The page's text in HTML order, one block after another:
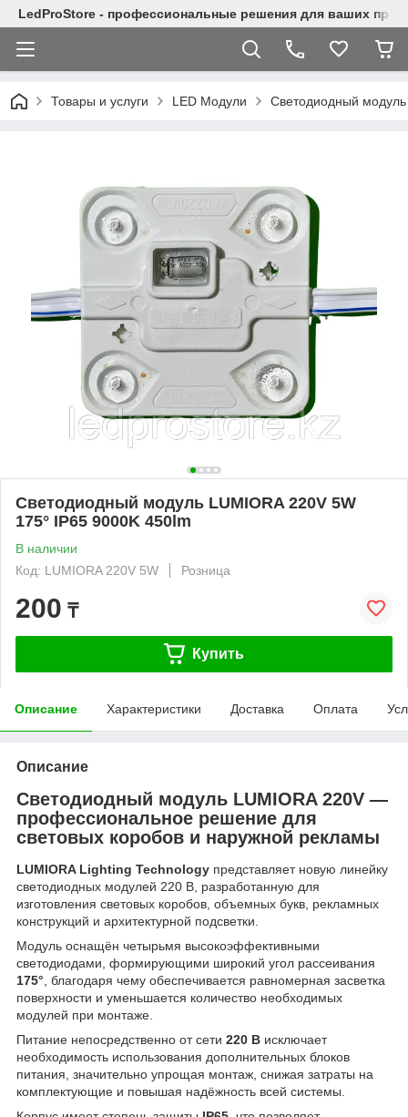
LedProStore - профессиональные решения для ваших
Товары и услуги LED Модули Светодиодный
Светодиодный модуль LUMIORA 220V 5W
175° IP65 9000K 450lm
В наличии
Код: LUMIORA 220V 5W
Розница
200 ₸
Купить
Описание Характеристики Доставка Оплата
Описание
Светодиодный модуль LUMIORA 220V —
профессиональное решение для
световых коробов и наружной рекламы
LUMIORA Lighting Technology представляет новую линейку
светодиодных модулей 220 В, разработанную для
изготовления световых коробов, объемных букв, рекламных
конструкций и архитектурной подсветки.
Модуль оснащён четырьмя высокоэффективными
светодиодами, формирующими широкий угол рассеивания
175°, благодаря чему обеспечивается равномерная засветка
поверхности и уменьшается количество необходимых
модулей при монтаже.
Питание непосредственно от сети 220 В исключает
необходимость использования дополнительных блоков
питания, значительно упрощая монтаж, снижая затраты на
комплектующие и повышая надёжность всей системы.